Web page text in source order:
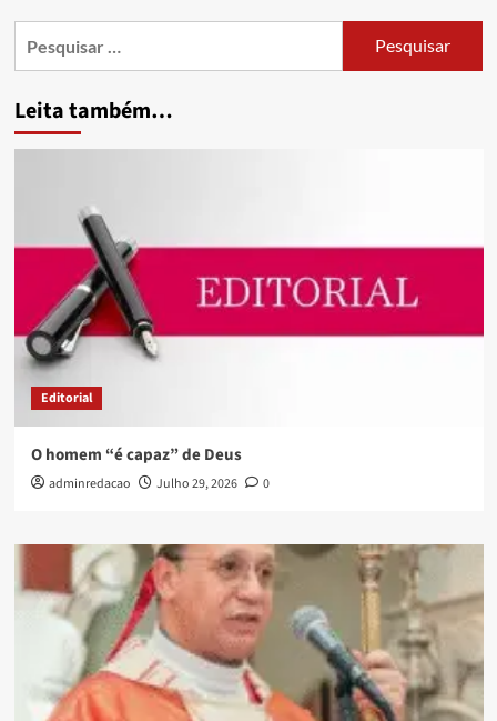
Leita também…
Editorial
O homem “é capaz” de Deus
adminredacao Julho 29, 2026 0